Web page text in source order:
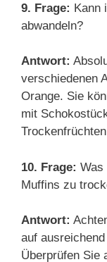
9. Frage: Kann
abwandeln?
Antwort:
verschiedenen
Orange. Sie
mit
10. Frage: Was
Muffins zu
Antwort:
auf
Überprüfen Sie